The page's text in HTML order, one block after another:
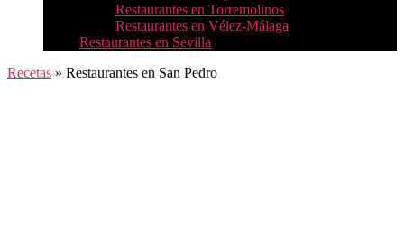
Restaurantes en Torremolinos
Restaurantes en Vélez-Málaga
Restaurantes en Sevilla
Recetas » Restaurantes en San Pedro